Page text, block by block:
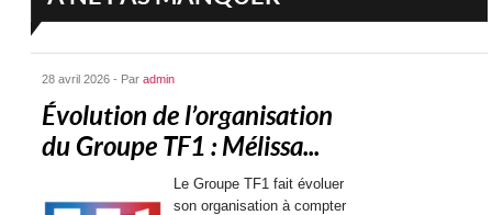
28 avril 2026 - Paradmin
Évolution de l’organisation
du Groupe TF1 : Mélissa...
Le Groupe TF1 fait évoluer
son organisation à compter